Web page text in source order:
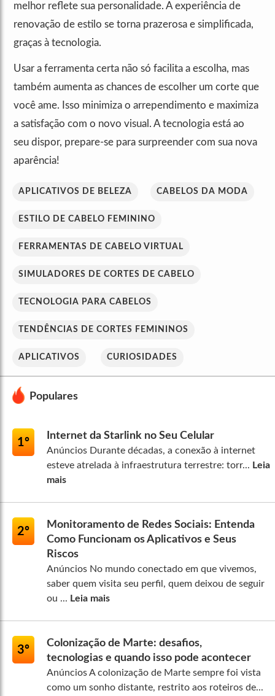
melhor reflete sua personalidade. A experiência de
renovação de estilo se torna prazerosa e simplificada,
graças à tecnologia.
Usar a ferramenta certa não só facilita a escolha, mas
também aumenta as chances de escolher um corte que
você ame. Isso minimiza o arrependimento e maximiza
a satisfação com o novo visual. A tecnologia está ao
seu dispor, prepare-se para surpreender com sua nova
aparência!
APLICATIVOS DE BELEZA CABELOS DA MODA
ESTILO DE CABELO FEMININO
FERRAMENTAS DE CABELO VIRTUAL
SIMULADORES DE CORTES DE CABELO
TECNOLOGIA PARA CABELOS
TENDÊNCIAS DE CORTES FEMININOS
APLICATIVOS CURIOSIDADES
Populares
1º
Internet da Starlink no Seu Celular
Anúncios Durante décadas, a conexão à internet
esteve atrelada à infraestrutura terrestre: torr... Leia
mais
2º
Monitoramento de Redes Sociais: Entenda
Como Funcionam os Aplicativos e Seus
Riscos
Anúncios No mundo conectado em que vivemos,
saber quem visita seu perfil, quem deixou de seguir
ou ... Leia mais
3º
Colonização de Marte: desafios,
tecnologias e quando isso pode acontecer
Anúncios A colonização de Marte sempre foi vista
como um sonho distante, restrito aos roteiros de...